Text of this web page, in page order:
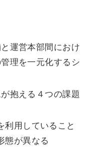
運営本部間におけ
理を一元化するシ
抱える４つの課題
利用していること
態が異なる